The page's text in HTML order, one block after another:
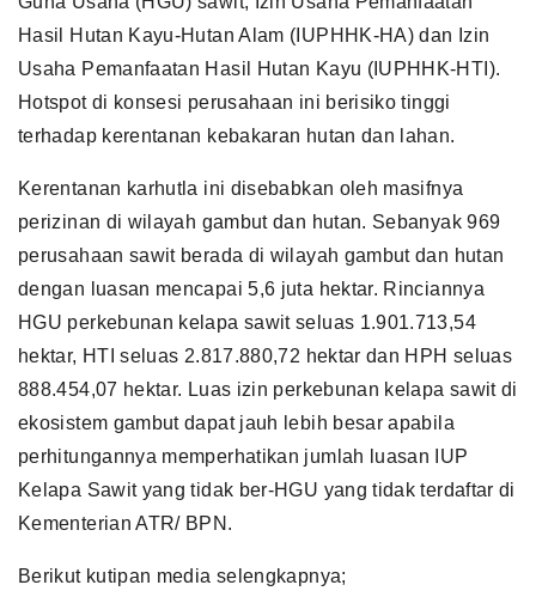
Hasil Hutan Kayu-Hutan Alam (IUPHHK-HA) dan Izin
Usaha Pemanfaatan Hasil Hutan Kayu (IUPHHK-HTI).
Hotspot di konsesi perusahaan ini berisiko tinggi
terhadap kerentanan kebakaran hutan dan lahan.
Kerentanan karhutla ini disebabkan oleh masifnya
perizinan di wilayah gambut dan hutan. Sebanyak 969
perusahaan sawit berada di wilayah gambut dan hutan
dengan luasan mencapai 5,6 juta hektar. Rinciannya
HGU perkebunan kelapa sawit seluas 1.901.713,54
hektar, HTI seluas 2.817.880,72 hektar dan HPH seluas
888.454,07 hektar. Luas izin perkebunan kelapa sawit di
ekosistem gambut dapat jauh lebih besar apabila
perhitungannya memperhatikan jumlah luasan IUP
Kelapa Sawit yang tidak ber-HGU yang tidak terdaftar di
Kementerian ATR/ BPN.
Berikut kutipan media selengkapnya;